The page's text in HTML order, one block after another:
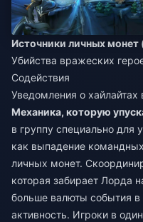
Источники личных монет
Убийства вражеских
Содействия
Уведомления о хайлайтах
Механика, которую
в группу специально для
как выпадение
личных монет.
которая забирает Лорда
больше валюты события
активность. Игроки в